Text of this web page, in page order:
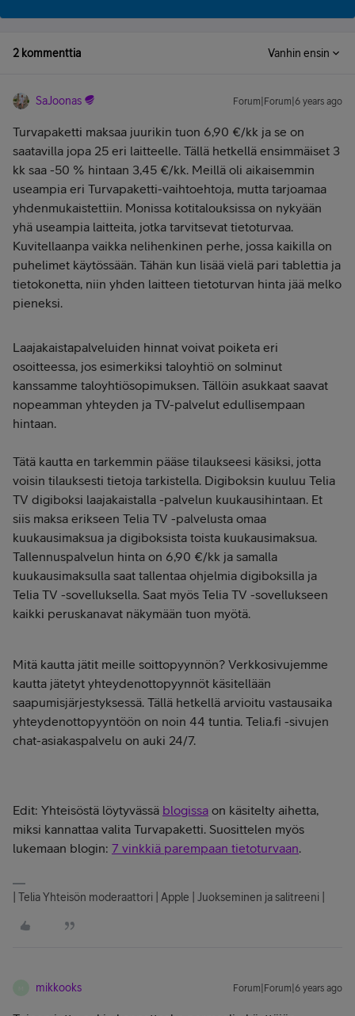
2 kommenttia Vanhin ensin
SaJoonas Forum|Forum|6 years ago
Turvapaketti maksaa juurikin tuon 6,90 €/kk ja se on
saatavilla jopa 25 eri laitteelle. Tällä hetkellä ensimmäiset 3
kk saa -50 % hintaan 3,45 €/kk. Meillä oli aikaisemmin
useampia eri Turvapaketti-vaihtoehtoja, mutta tarjoamaa
yhdenmukaistettiin. Monissa kotitalouksissa on nykyään
yhä useampia laitteita, jotka tarvitsevat tietoturvaa.
Kuvitellaanpa vaikka nelihenkinen perhe, jossa kaikilla on
puhelimet käytössään. Tähän kun lisää vielä pari tablettia ja
tietokonetta, niin yhden laitteen tietoturvan hinta jää melko
pieneksi.
Laajakaistapalveluiden hinnat voivat poiketa eri
osoitteessa, jos esimerkiksi taloyhtiö on solminut
kanssamme taloyhtiösopimuksen. Tällöin asukkaat saavat
nopeamman yhteyden ja TV-palvelut edullisempaan
hintaan.
Tätä kautta en tarkemmin pääse tilaukseesi käsiksi, jotta
voisin tilauksesti tietoja tarkistella. Digiboksin kuuluu Telia
TV digiboksi laajakaistalla -palvelun kuukausihintaan. Et
siis maksa erikseen Telia TV -palvelusta omaa
kuukausimaksua ja digiboksista toista kuukausimaksua.
Tallennuspalvelun hinta on 6,90 €/kk ja samalla
kuukausimaksulla saat tallentaa ohjelmia digiboksilla ja
Telia TV -sovelluksella. Saat myös Telia TV -sovellukseen
kaikki peruskanavat näkymään tuon myötä.
Mitä kautta jätit meille soittopyynnön? Verkkosivujemme
kautta jätetyt yhteydenottopyynnöt käsitellään
saapumisjärjestyksessä. Tällä hetkellä arvioitu vastausaika
yhteydenottopyyntöön on noin 44 tuntia. Telia.fi -sivujen
chat-asiakaspalvelu on auki 24/7.
Edit: Yhteisöstä löytyvässä blogissa on käsitelty aihetta,
miksi kannattaa valita Turvapaketti. Suosittelen myös
lukemaan blogin: 7 vinkkiä parempaan tietoturvaan.
| Telia Yhteisön moderaattori | Apple | Juokseminen ja salitreeni |
mikkooks Forum|Forum|6 years ago